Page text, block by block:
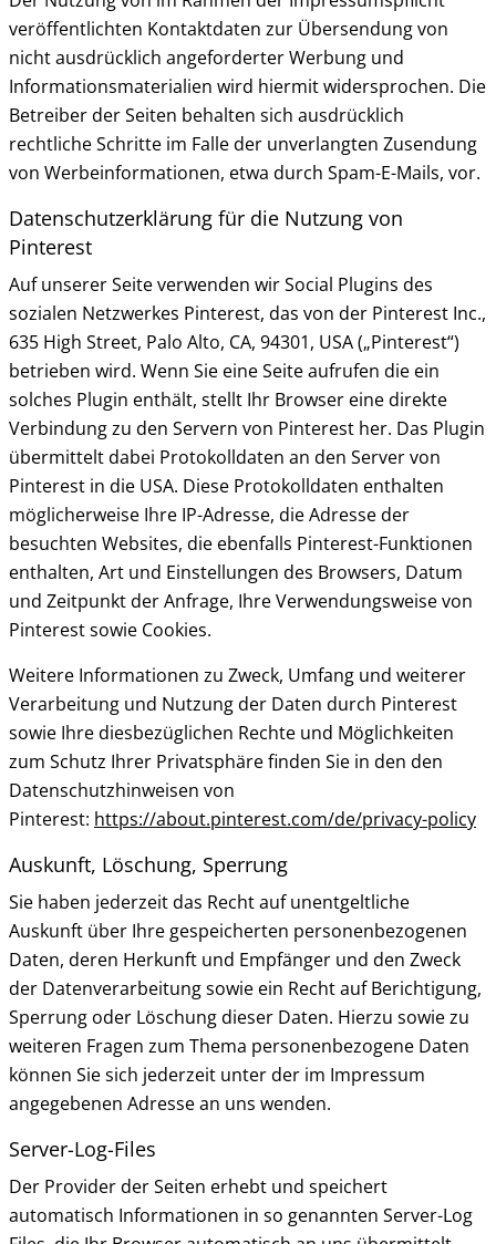
veröffentlichten Kontaktdaten zur Übersendung von
nicht ausdrücklich angeforderter Werbung und
Informationsmaterialien wird hiermit widersprochen. Die
Betreiber der Seiten behalten sich ausdrücklich
rechtliche Schritte im Falle der unverlangten Zusendung
von Werbeinformationen, etwa durch Spam-E-Mails, vor.
Datenschutzerklärung für die Nutzung von
Pinterest
Auf unserer Seite verwenden wir Social Plugins des
sozialen Netzwerkes Pinterest, das von der Pinterest Inc.,
635 High Street, Palo Alto, CA, 94301, USA („Pinterest“)
betrieben wird. Wenn Sie eine Seite aufrufen die ein
solches Plugin enthält, stellt Ihr Browser eine direkte
Verbindung zu den Servern von Pinterest her. Das Plugin
übermittelt dabei Protokolldaten an den Server von
Pinterest in die USA. Diese Protokolldaten enthalten
möglicherweise Ihre IP-Adresse, die Adresse der
besuchten Websites, die ebenfalls Pinterest-Funktionen
enthalten, Art und Einstellungen des Browsers, Datum
und Zeitpunkt der Anfrage, Ihre Verwendungsweise von
Pinterest sowie Cookies.
Weitere Informationen zu Zweck, Umfang und weiterer
Verarbeitung und Nutzung der Daten durch Pinterest
sowie Ihre diesbezüglichen Rechte und Möglichkeiten
zum Schutz Ihrer Privatsphäre finden Sie in den den
Datenschutzhinweisen von
Pinterest: https://about.pinterest.com/de/privacy-policy
Auskunft, Löschung, Sperrung
Sie haben jederzeit das Recht auf unentgeltliche
Auskunft über Ihre gespeicherten personenbezogenen
Daten, deren Herkunft und Empfänger und den Zweck
der Datenverarbeitung sowie ein Recht auf Berichtigung,
Sperrung oder Löschung dieser Daten. Hierzu sowie zu
weiteren Fragen zum Thema personenbezogene Daten
können Sie sich jederzeit unter der im Impressum
angegebenen Adresse an uns wenden.
Server-Log-Files
Der Provider der Seiten erhebt und speichert
automatisch Informationen in so genannten Server-Log